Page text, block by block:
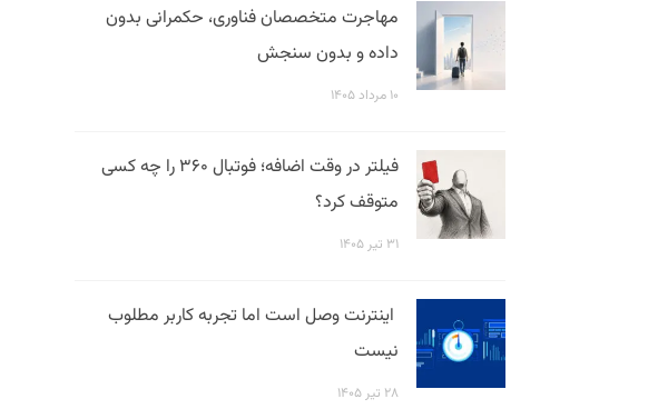
مهاجرت متخصصان فناوری، حکمرانی بدون
داده و بدون سنجش
۱۰ مرداد ۱۴۰۵
فیلتر در وقت اضافه؛ فوتبال ۳۶۰ را چه کسی
متوقف کرد؟
۳۱ تیر ۱۴۰۵
اینترنت وصل است اما تجربه کاربر مطلوب
نیست
۲۸ تیر ۱۴۰۵